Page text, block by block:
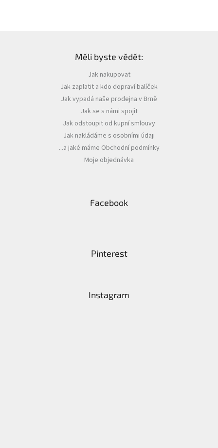
Měli byste vědět:
Jak nakupovat
Jak zaplatit a kdo dopraví balíček
Jak vypadá naše prodejna v Brně
Jak se s námi spojit
Jak odstoupit od kupní smlouvy
Jak nakládáme s osobními údaji
...a jaké máme Obchodní podmínky
Moje objednávka
Facebook
Pinterest
Instagram